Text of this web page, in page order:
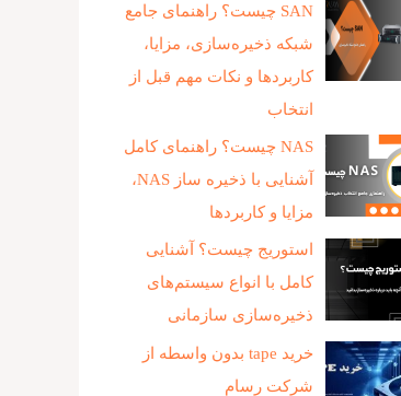
SAN چیست؟ راهنمای جامع
شبکه ذخیره‌سازی، مزایا،
کاربردها و نکات مهم قبل از
انتخاب
NAS چیست؟ راهنمای کامل
آشنایی با ذخیره‌ ساز NAS،
مزایا و کاربردها
استوریج چیست؟ آشنایی
کامل با انواع سیستم‌های
ذخیره‌سازی سازمانی
خرید tape بدون واسطه از
شرکت رسام